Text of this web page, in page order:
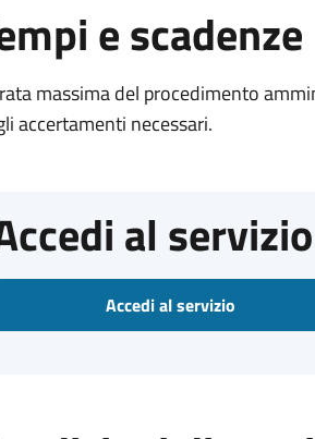
e scadenze
massima del procedimento
accertamenti necessari.
al servizio
Accedi al servizio